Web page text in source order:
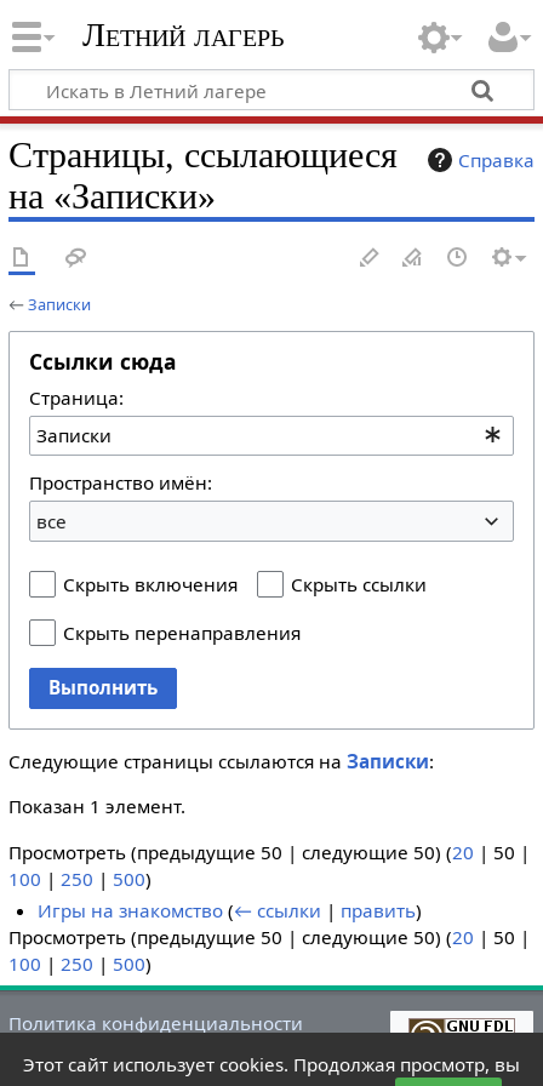
Летний лагерь
Справка
Страницы, ссылающиеся
на «Записки»
←Записки
Ссылки сюда
Страница:
Пространство имён:
все
Скрыть включения
Скрыть ссылки
Скрыть перенаправления
Выполнить
Следующие страницы ссылаются на Записки:
Показан 1 элемент.
Просмотреть (предыдущие 50 | следующие 50) (20 | 50 |
100 | 250 | 500)
Игры на знакомство (← ссылки | править)
Просмотреть (предыдущие 50 | следующие 50) (20 | 50 |
100 | 250 | 500)
Политика конфиденциальности
Отказ от ответственности
Этот сайт использует cookies. Продолжая просмотр, вы